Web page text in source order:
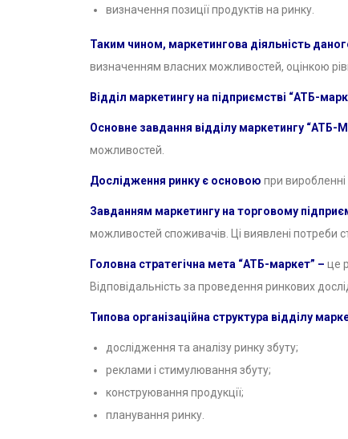
визначення позиції продуктів на ринку.
Таким чином, маркетингова діяльність
визначенням власних можливостей, оцінкою
Відділ маркетингу на підприємстві “АТБ-
Основне завдання відділу маркетингу “АТБ-
можливостей.
Дослідження ринку є основою при виробленні
Завданням маркетингу на торговому
можливостей споживачів. Ці виявлені потреби
Головна стратегічна мета “АТБ-маркет” – це
Відповідальність за проведення ринкових
Типова організаційна структура відділу
дослідження та аналізу ринку збуту;
реклами і стимулювання збуту;
конструювання продукції;
планування ринку.